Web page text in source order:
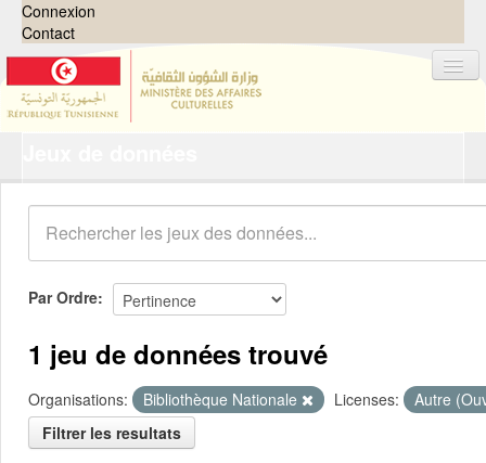
Connexion
Contact
Organisations
Groupes
Demandes 0
À propos
Par Ordre
1 jeu de données trouvé
Organisations: Bibliothèque Nationale Licenses:
Autre
Filtrer les resultats